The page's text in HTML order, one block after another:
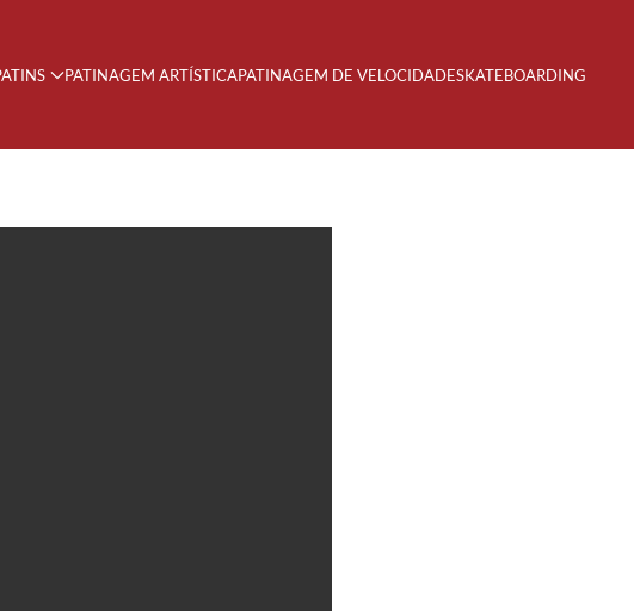
PATINAGEM ARTÍSTICAPATINAGEM DE VELOCIDADESKATEBOARDING